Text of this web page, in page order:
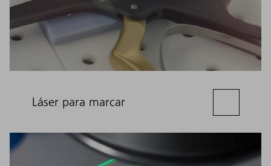
Láser para marcar